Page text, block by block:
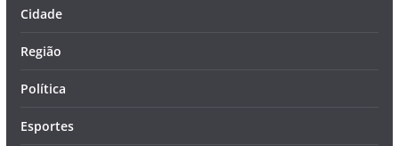
Cidade
Região
Política
Esportes